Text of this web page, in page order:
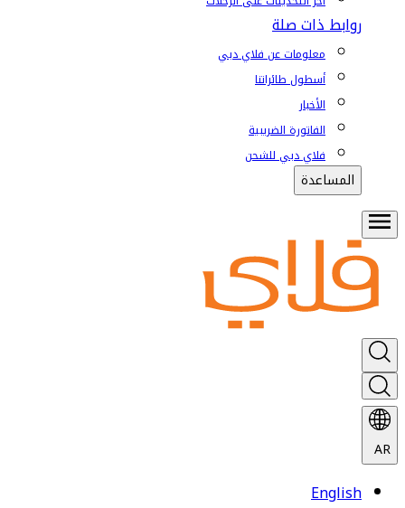
روابط ذات صلة
معلومات عن فلاي دبي
أسطول طائراتنا
الأخبار
الفاتورة الضريبية
فلاي دبي للشحن
المساعدة
AR
English